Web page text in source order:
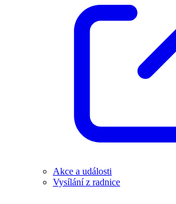
Akce a události
Vysílání z radnice